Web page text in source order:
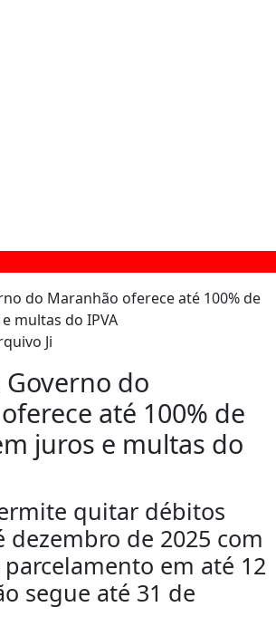
Ji
Governo do
até 100% de
juros e multas do
quitar débitos
dezembro de 2025 com
em até 12
segue até 31 de